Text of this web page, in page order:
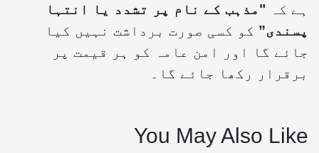
ہے کہ "مذہب کے نام پر تشدد یا انتہا
پسندی” کو کسی صورت برداشت نہیں کیا
جائے گا اور امن عامہ کو ہر قیمت پر
برقرار رکھا جائے گا۔
You May Also Like